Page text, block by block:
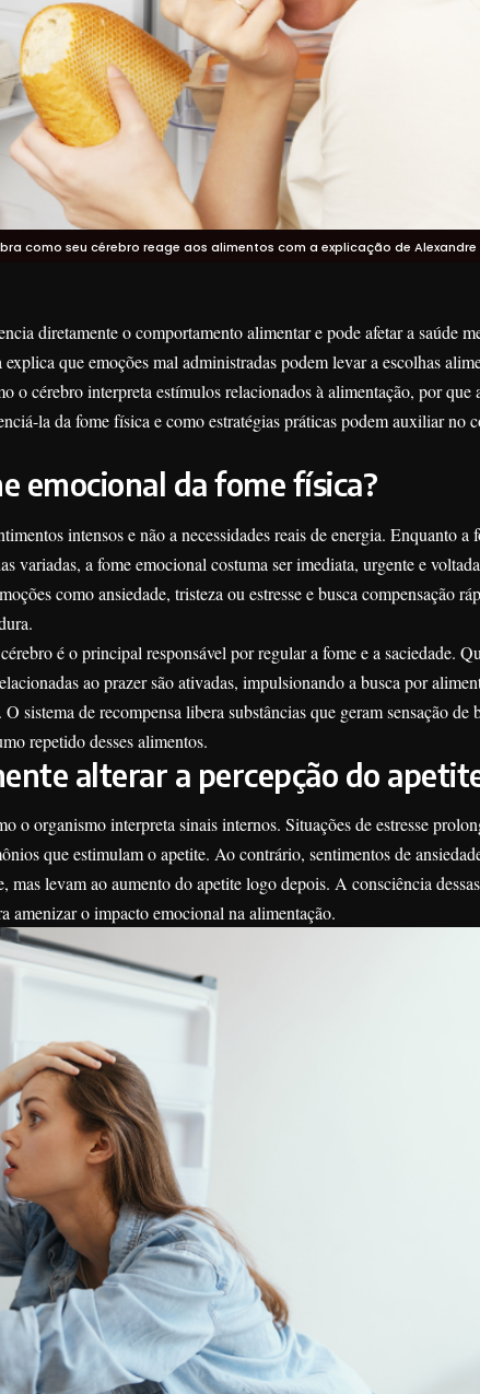
como seu cérebro reage aos alimentos com a explicação de Alexandre
diretamente o comportamento alimentar e pode afetar a saúde
que emoções mal administradas podem levar a escolhas
o cérebro interpreta estímulos relacionados à alimentação, por que
la da fome física e como estratégias práticas podem auxiliar no
emocional da fome física?
intensos e não a necessidades reais de energia. Enquanto a
variadas, a fome emocional costuma ser imediata, urgente e
como ansiedade, tristeza ou estresse e busca compensação
é o principal responsável por regular a fome e a saciedade.
ao prazer são ativadas, impulsionando a busca por
sistema de recompensa libera substâncias que geram sensação de
repetido desses alimentos.
alterar a percepção do
o organismo interpreta sinais internos. Situações de estresse
que estimulam o apetite. Ao contrário, sentimentos de
levam ao aumento do apetite logo depois. A consciência dessas
amenizar o impacto emocional na alimentação.